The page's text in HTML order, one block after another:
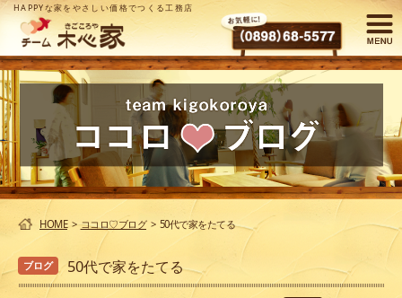
HAPPYな家をやさしい価格でつくる工務店
HOME > ココロ♡ブログ > 50代で家をたてる
ブログ 50代で家をたてる